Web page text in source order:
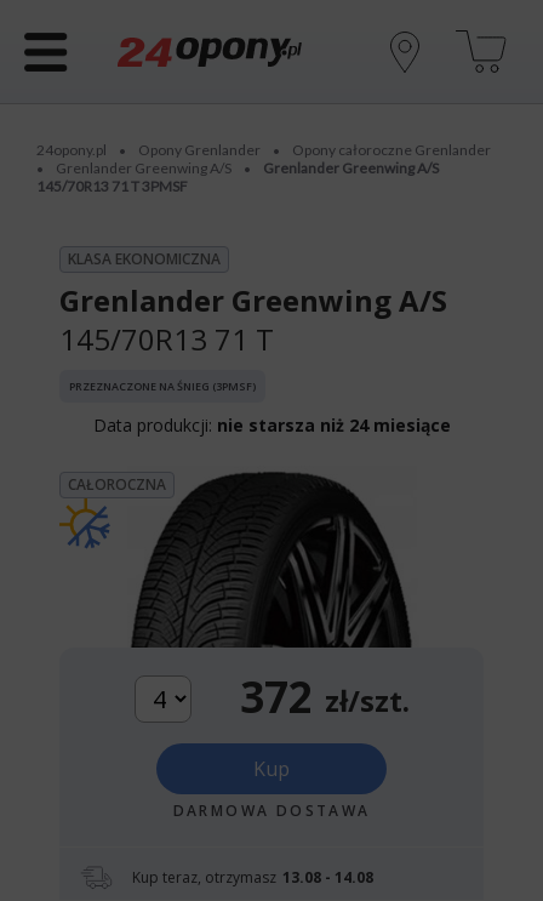
24opony.pl • Opony Grenlander • Opony całoroczne Grenlander
• Grenlander Greenwing A/S •
Grenlander Greenwing A/S
145/70R13 71 T 3PMSF
KLASA EKONOMICZNA
Grenlander Greenwing A/S
145/70R13 71 T
PRZEZNACZONE NA ŚNIEG (3PMSF)
Data produkcji: nie starsza niż 24 miesiące
CAŁOROCZNA
372 zł/szt.
Kup
DARMOWA DOSTAWA
Kup teraz, otrzymasz 13.08 - 14.08